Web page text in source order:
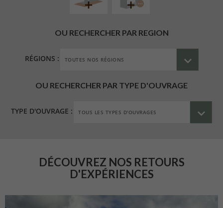
OU RECHERCHER PAR REGION
RÉGIONS :
OU RECHERCHER PAR TYPE D'OUVRAGE
TYPE D'OUVRAGE :
DÉCOUVREZ NOS RETOURS
D'EXPÉRIENCES